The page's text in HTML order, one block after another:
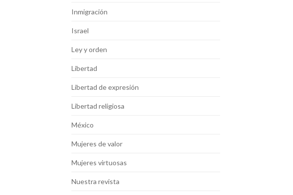
Inmigración
Israel
Ley y orden
Libertad
Libertad de expresión
Libertad religiosa
México
Mujeres de valor
Mujeres virtuosas
Nuestra revista